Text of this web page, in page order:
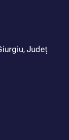
Județ